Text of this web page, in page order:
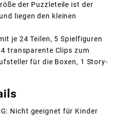
der Puzzleteile ist der
liegen den kleinen
je 24 Teilen, 5 Spielfiguren
transparente Clips zum
für die Boxen, 1 Story-
Nicht geeignet für Kinder